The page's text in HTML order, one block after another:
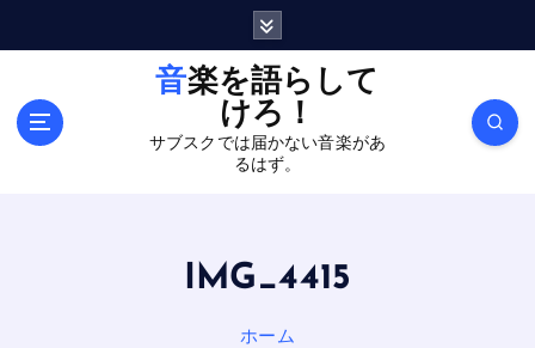
音楽を語らして
けろ！
サブスクでは届かない音楽があ
るはず。
IMG_4415
ホーム